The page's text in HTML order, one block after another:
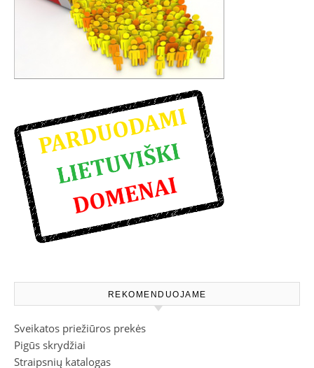
REKOMENDUOJAME
Sveikatos priežiūros prekės
Pigūs skrydžiai
Straipsnių katalogas